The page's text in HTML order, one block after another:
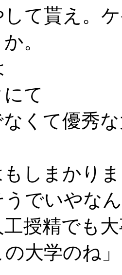
て貰え。
。
て
なくて優秀
もしまかり
でいやな
工授精でも
大学のね」